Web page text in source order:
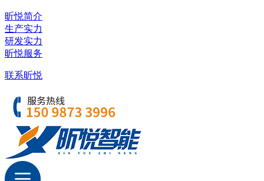
昕悦简介
生产实力
研发实力
昕悦服务
联系昕悦